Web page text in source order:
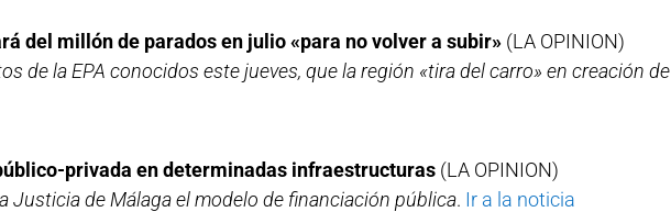
del millón de parados en julio «para no volver a subir» (LA OPINION)
de la EPA conocidos este jueves, que la región «tira del carro» en creación de
privada en determinadas infraestructuras (LA OPINION)
Justicia de Málaga el modelo de financiación pública. Ir a la noticia